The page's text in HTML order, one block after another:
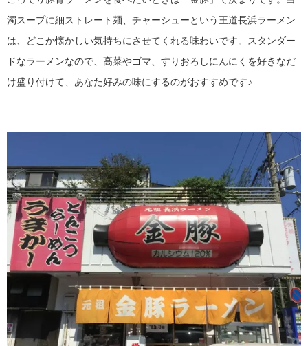
濁スープに細ストレート麺、チャーシューという王道長浜ラーメン
は、どこか懐かしい気持ちにさせてくれる味わいです。スタンダー
ドなラーメンなので、高菜やゴマ、すりおろしにんにくを好きなだ
け盛り付けて、あなた好みの味にするのがおすすめです♪